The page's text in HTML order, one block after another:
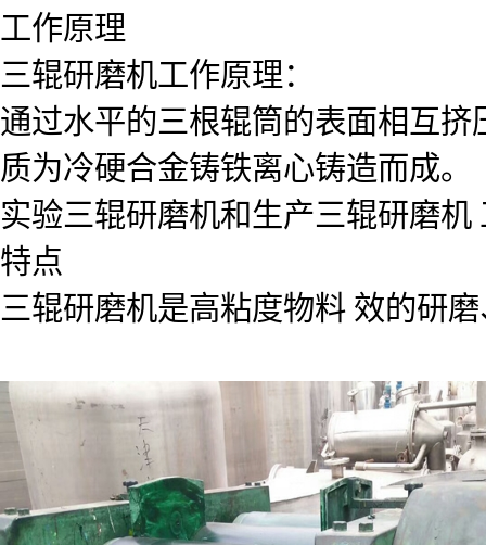
工作原理
三辊研磨机工作原理：
通过水平的三根辊筒的表面相互
质为冷硬合金铸铁离心铸造而成。
实验三辊研磨机和生产三辊研磨
特点
三辊研磨机是高粘度物料 效的研